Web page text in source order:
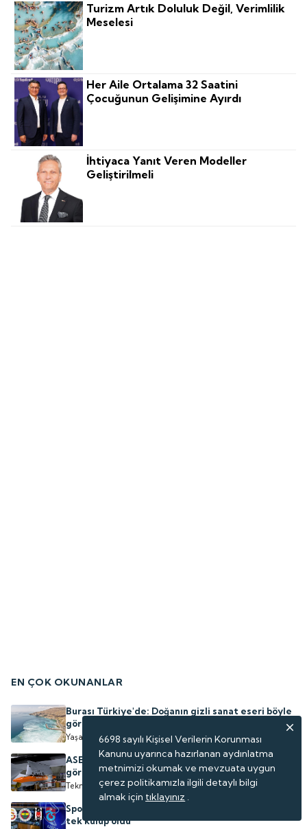
Turizm Artık Doluluk Değil, Verimlilik
Meselesi
Her Aile Ortalama 32 Saatini
Çocuğunun Gelişimine Ayırdı
İhtiyaca Yanıt Veren Modeller
Geliştirilmeli
EN ÇOK OKUNANLAR
Burası Türkiye'de: Doğanın gizli sanat eseri böyle
görüntülendi
Yaşam
ASELSAN'ın geliştirdiği sığınak delici 'TOLUN P'
göreve hazır
Teknoloji
Spor hisseleri arasında yatırımcısına kazandıran
tek kulüp oldu
6698 sayılı Kişisel Verilerin Korunması
Kanunu uyarınca hazırlanan aydınlatma
metnimizi okumak ve mevzuata uygun
çerez politikamızla ilgili detaylı bilgi
almak için tıklayınız .